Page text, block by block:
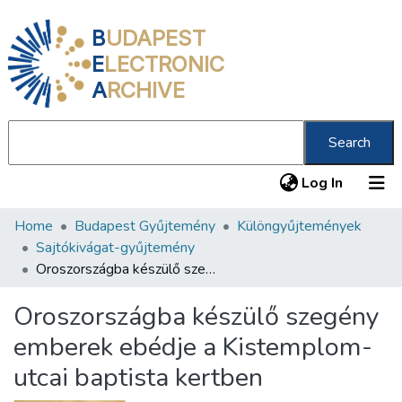
BUDAPEST
ELECTRONIC
ARCHIVE
Search
Log In (current)
Communities & Collections
All of DSpace
About us
Home Budapest Gyűjtemény
Különgyűjtemények
Sajtókivágat-gyűjtemény
Oroszországba készülő szegény emberek ebédje a Kistemplom-utcai baptista kertben
Oroszországba készülő szegény
emberek ebédje a Kistemplom-
utcai baptista kertben